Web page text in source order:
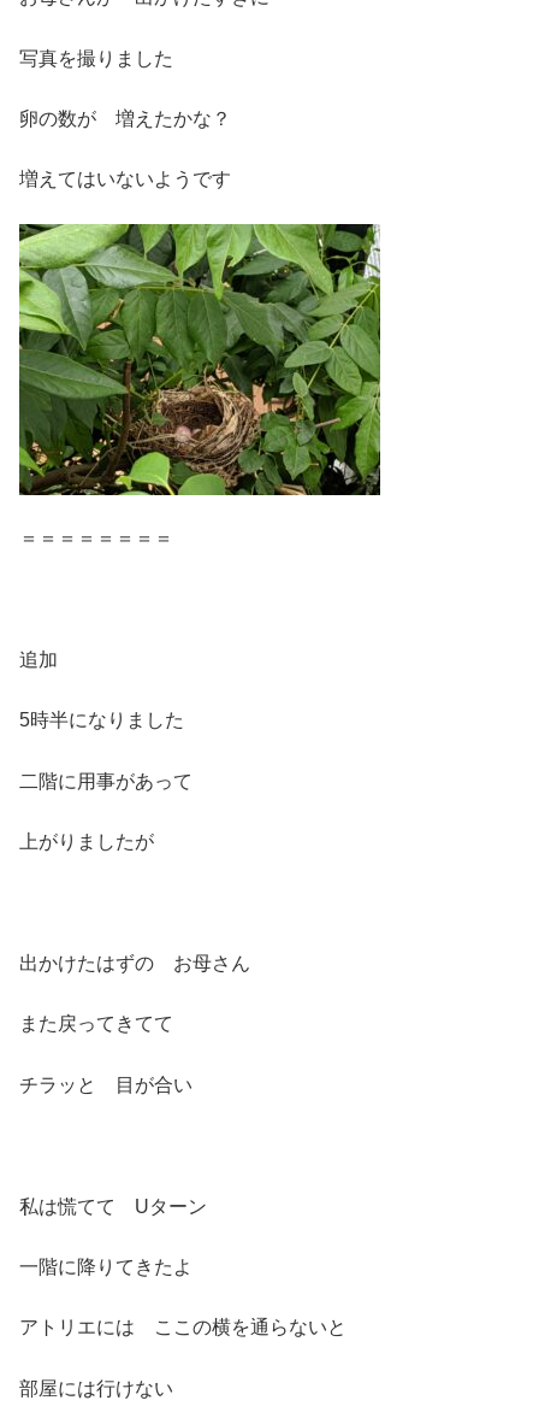
写真を撮りました
卵の数が 増えたかな？
増えてはいないようです
＝＝＝＝＝＝＝＝
追加
5時半になりました
二階に用事があって
上がりましたが
出かけたはずの お母さん
また戻ってきてて
チラッと 目が合い
私は慌てて Uターン
一階に降りてきたよ
アトリエには ここの横を通らないと
部屋には行けない